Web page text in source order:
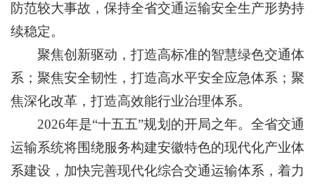
防范较大事故，保持全省交通运输安全生产形势持
续稳定。
聚焦创新驱动，打造高标准的智慧绿色交通体
系；聚焦安全韧性，打造高水平安全应急体系；聚
焦深化改革，打造高效能行业治理体系。
2026年是“十五五”规划的开局之年。全省交通
运输系统将围绕服务构建安徽特色的现代化产业体
系建设，加快完善现代化综合交通运输体系，着力